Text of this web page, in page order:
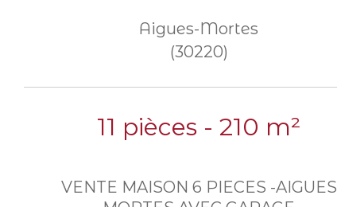
Aigues-Mortes
(30220)
11 pièces - 210 m²
VENTE MAISON 6 PIECES -AIGUES